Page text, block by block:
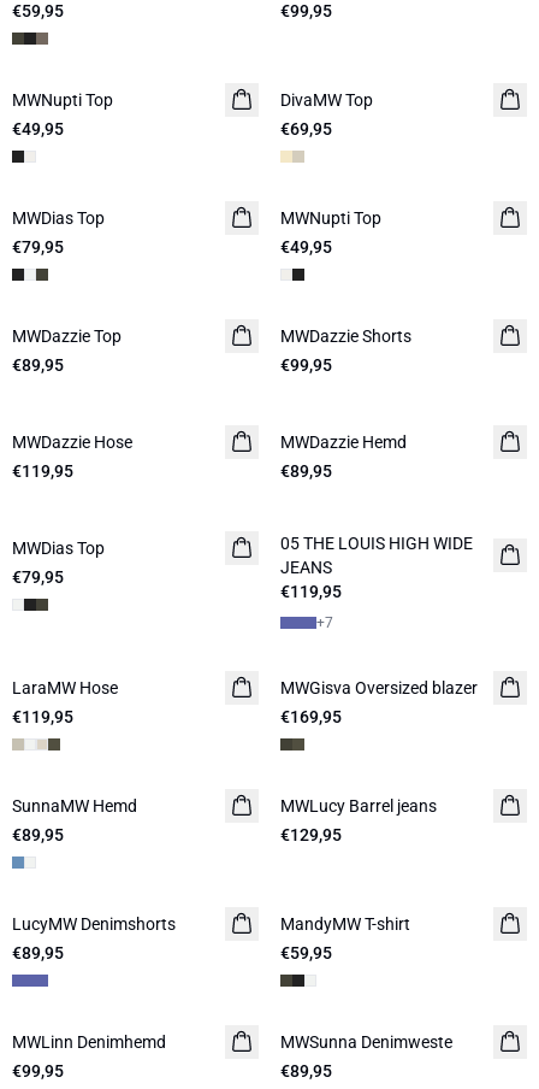
€59,95
€99,95
MWNupti Top
€49,95
DivaMW Top
€69,95
LEINEN
MWDias Top
€79,95
MWNupti Top
€49,95
MWDazzie Top
€89,95
MWDazzie Shorts
€99,95
MWDazzie Hose
€119,95
MWDazzie Hemd
€89,95
LEINEN
MWDias Top
€79,95
NEUHEITEN
05 THE LOUIS HIGH WIDE
JEANS
€119,95
+7
LaraMW Hose
€119,95
MWGisva Oversized blazer
€169,95
SunnaMW Hemd
€89,95
NEUHEITEN
MWLucy Barrel jeans
€129,95
LucyMW Denimshorts
€89,95
MandyMW T-shirt
€59,95
MWLinn Denimhemd
€99,95
MWSunna Denimweste
€89,95